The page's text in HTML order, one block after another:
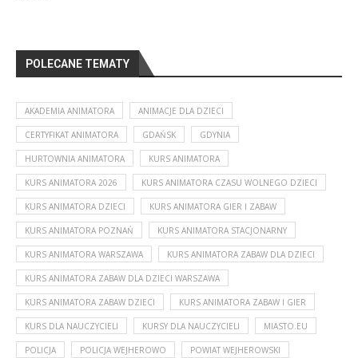
POLECANE TEMATY
AKADEMIA ANIMATORA ANIMACJE DLA DZIECI
CERTYFIKAT ANIMATORA GDAŃSK GDYNIA
HURTOWNIA ANIMATORA KURS ANIMATORA
KURS ANIMATORA 2026 KURS ANIMATORA CZASU WOLNEGO DZIECI
KURS ANIMATORA DZIECI KURS ANIMATORA GIER I ZABAW
KURS ANIMATORA POZNAŃ KURS ANIMATORA STACJONARNY
KURS ANIMATORA WARSZAWA KURS ANIMATORA ZABAW DLA DZIECI
KURS ANIMATORA ZABAW DLA DZIECI WARSZAWA
KURS ANIMATORA ZABAW DZIECI KURS ANIMATORA ZABAW I GIER
KURS DLA NAUCZYCIELI KURSY DLA NAUCZYCIELI MIASTO.EU
POLICJA POLICJA WEJHEROWO POWIAT WEJHEROWSKI